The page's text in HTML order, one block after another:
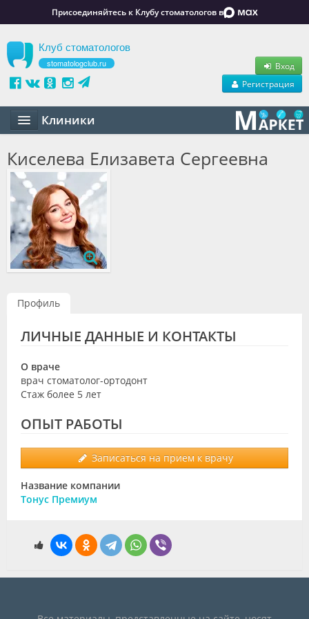
Присоединяйтесь к Клубу стоматологов в
Клуб стоматологов
stomatologclub.ru
Вход
Регистрация
Клиники
Маркет
Обучение
Вакансии
Резюме
Клиники
Блоги
Лаборатории
Киселева Елизавета Сергеевна
Профиль
ЛИЧНЫЕ ДАННЫЕ И КОНТАКТЫ
О враче
врач стоматолог-ортодонт
Стаж более 5 лет
ОПЫТ РАБОТЫ
Записаться на прием к врачу
Название компании
Тонус Премиум